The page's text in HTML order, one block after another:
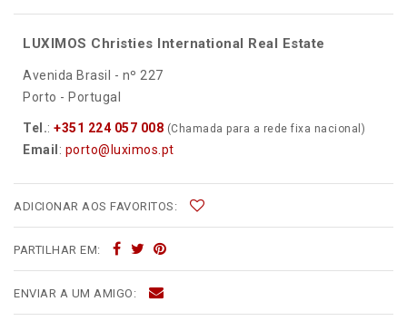
LUXIMOS Christies International Real Estate
Avenida Brasil - nº 227
Porto - Portugal
Tel.: +351 224 057 008 (Chamada para a rede fixa nacional)
Email : porto@luximos.pt
ADICIONAR AOS FAVORITOS:
PARTILHAR EM:
ENVIAR A UM AMIGO: